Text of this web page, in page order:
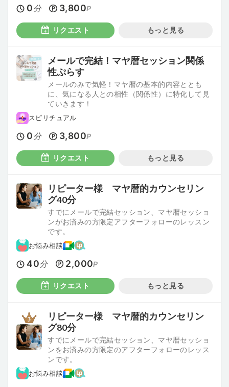
0 分 3,800P
リクエスト もっと見る
メールで完結！マヤ暦セッション関係
性ぷらす
メールのみで気軽！マヤ暦の基本的内容ととも
に、気になる人との相性（関係性）に特化して見
ていきます！
スピリチュアル
0 分 3,800P
リクエスト もっと見る
リピーター様 マヤ暦的カウンセリン
グ40分
すでにメールで完結セッション、マヤ暦セッショ
ンがお済みの方限定アフターフォローのレッスン
です。
お悩み相談
40分 2,000P
リクエスト もっと見る
リピーター様 マヤ暦的カウンセリン
グ80分
すでにメールで完結セッション、マヤ暦セッショ
ンをお済みの方限定のアフターフォローのレッス
ンです。
お悩み相談